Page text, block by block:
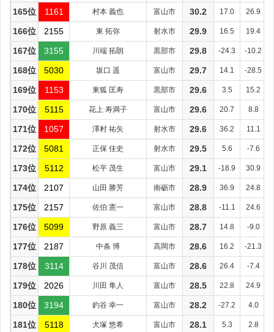
165位 1161 村本 義也 富山市 30.2 17.0 26.9
166位 2155 東 拓弥 射水市 29.9 16.5 19.4
167位 3155 川端 拓朗 黒部市 29.8 -24.3 -10.2
168位 5030 坂口 遥 富山市 29.7 14.1 -28.5
169位 1153 東狐 匡寿 黒部市 29.6 3.5 15.2
170位 5115 花上 寿満子 富山市 29.6 20.7 8.8
171位 1057 澤村 祐矢 射水市 29.6 36.2 11.1
172位 5081 正保 佳史 射水市 29.5 5.6 -7.6
173位 5112 松平 茂生 富山市 29.1 -18.9 30.9
174位 2107 山田 勝芳 南砺市 28.9 36.9 24.8
175位 2157 佐伯 憲一 富山市 28.8 -11.1 24.6
176位 5099 野原 義三 富山市 28.7 14.8 -9.0
177位 2187 中条 博 高岡市 28.6 16.2 -21.3
178位 3114 谷川 茂信 富山市 28.6 26.4 -7.4
179位 2026 川田 隼人 富山市 28.5 22.8 24.9
180位 3194 釣谷 幸一 富山市 28.2 -27.2 4.0
181位 5118 犬塚 悠希 富山市 28.1 5.3 2.8